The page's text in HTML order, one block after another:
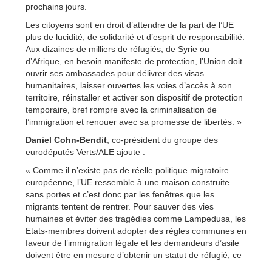
prochains jours.
Les citoyens sont en droit d’attendre de la part de l’UE
plus de lucidité, de solidarité et d’esprit de responsabilité.
Aux dizaines de milliers de réfugiés, de Syrie ou
d’Afrique, en besoin manifeste de protection, l’Union doit
ouvrir ses ambassades pour délivrer des visas
humanitaires, laisser ouvertes les voies d’accès à son
territoire, réinstaller et activer son dispositif de protection
temporaire, bref rompre avec la criminalisation de
l’immigration et renouer avec sa promesse de libertés. »
Daniel Cohn-Bendit , co-président du groupe des
eurodéputés Verts/ALE ajoute :
« Comme il n’existe pas de réelle politique migratoire
européenne, l’UE ressemble à une maison construite
sans portes et c’est donc par les fenêtres que les
migrants tentent de rentrer. Pour sauver des vies
humaines et éviter des tragédies comme Lampedusa, les
Etats-membres doivent adopter des règles communes en
faveur de l’immigration légale et les demandeurs d’asile
doivent être en mesure d’obtenir un statut de réfugié, ce